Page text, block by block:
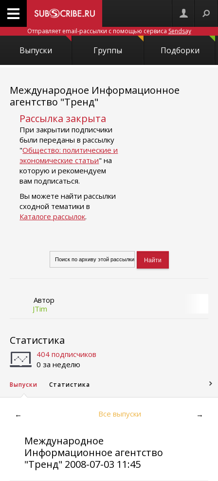
Отправляет email-рассылки с помощью сервиса Sendsay
Выпуски Группы Подборки
Международное Информационное
агентство "Тренд"
Рассылка закрыта
При закрытии подписчики
были переданы в рассылку
"Общество: политические и
экономические статьи" на
которую и рекомендуем
вам подписаться.
Вы можете найти рассылки
сходной тематики в
Каталоге рассылок.
Автор
JTim
Статистика
404 подписчиков
0 за неделю
Выпуски Статистика
← Все выпуски →
Международное
Информационное агентство
"Тренд" 2008-07-03 11:45